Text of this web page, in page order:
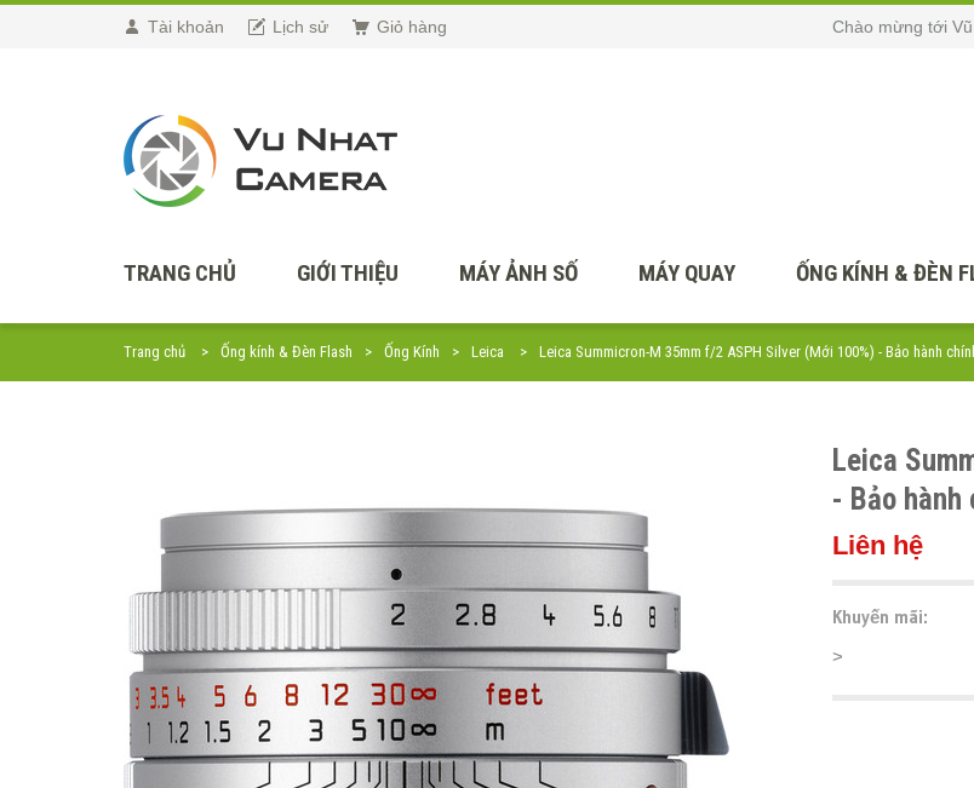
Tài khoản Lịch sử Giỏ hàng Chào mừng tới
TRANG CHỦ GIỚI THIỆU MÁY ẢNH SỐ MÁY QUAY ỐNG KÍNH & ĐÈN
Trang chủ Ống kính & Đèn Flash Ống Kính Leica Leica Summicron-M 35mm f/2 ASPH Silver (Mới 100%) - Bảo hành
Leica
- Bảo
Liên hệ
Khuyến mãi:
>